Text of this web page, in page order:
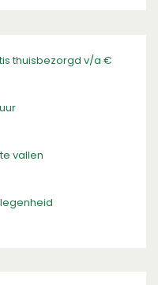
thuisbezorgd v/a €
vallen